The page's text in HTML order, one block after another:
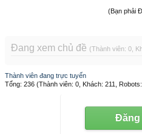
(Bạn phải
Đang xem chủ đề (Thành viên: 0,
Thành viên đang trực tuyến
Tổng: 236 (Thành viên: 0, Khách: 211,
Đăng